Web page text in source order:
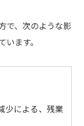
で、次のような影
ます。
少による、残業